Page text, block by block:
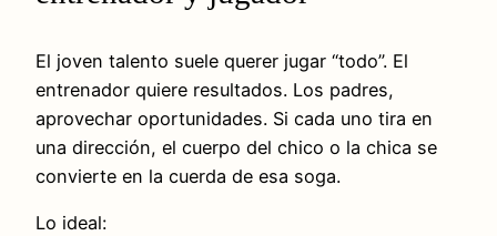
El joven talento suele querer jugar “todo”. El
entrenador quiere resultados. Los padres,
aprovechar oportunidades. Si cada uno tira en
una dirección, el cuerpo del chico o la chica se
convierte en la cuerda de esa soga.
Lo ideal: